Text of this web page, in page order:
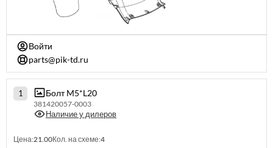
Войти
parts@pik-td.ru
1 Болт M5*L20
381420057-0003
Наличие у дилеров
Цена:21.00Кол. на схеме:4